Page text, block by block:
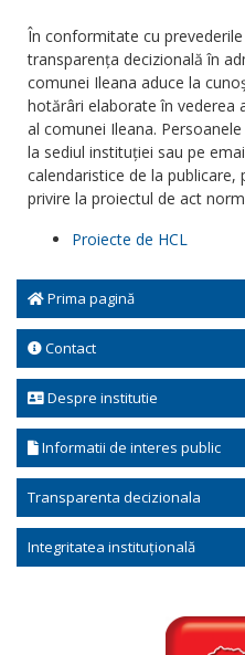
Prima pagină
Contact
Despre institutie
Informatii de interes public
Transparenta decizionala
Integritatea instituțională
În conformitate cu
transparența decizională în
comunei Ileana aduce la
hotărâri elaborate în vederea
al comunei Ileana.
la sediul instituției sau pe
calendaristice de la
privire la proiectul de act
Proiecte de HCL